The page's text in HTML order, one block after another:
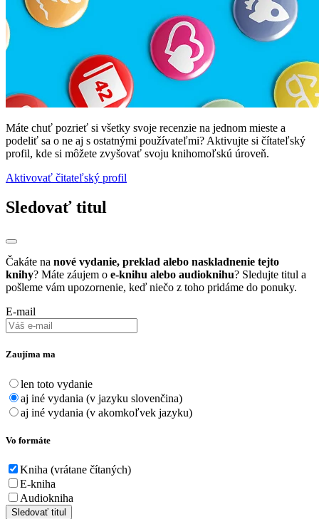
Máte chuť pozrieť si všetky svoje recenzie na jednom mieste a
podeliť sa o ne aj s ostatnými používateľmi? Aktivujte si čítateľský
profil, kde si môžete zvyšovať svoju knihomoľskú úroveň.
Aktivovať čitateľský profil
Sledovať titul
Čakáte na nové vydanie, preklad alebo naskladnenie tejto
knihy? Máte záujem o e-knihu alebo audioknihu? Sledujte titul a
pošleme vám upozornenie, keď niečo z toho pridáme do ponuky.
E-mail
Zaujíma ma
len toto vydanie
aj iné vydania (v jazyku slovenčina)
aj iné vydania (v akomkoľvek jazyku)
Vo formáte
Kniha (vrátane čítaných)
E-kniha
Audiokniha
Sledovať titul